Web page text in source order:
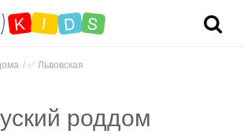
K I D S
✅ Львовская
роддом